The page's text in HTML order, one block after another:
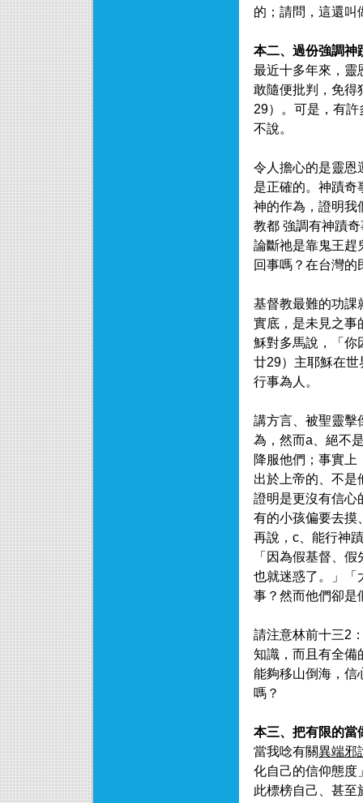
的；請問，這還叫
本二、過份強調神
最近十多年來，靈
敢隨便批判，免得
29）。可是，有
不說。
令人擔心的是靈恩
是正確的。神蹟奇
神的作為，證明我
教都 強調有神蹟
論斷祂是靠鬼王趕
回事嗎？在台灣
基督教最難的功課
實底，是未見之事
穌對多馬說，「你
廿29）主耶穌在
行事為人。
講方言、被聖靈擊
為，然而a、絕不
降服他們；事實
出於上帝的、不是
證明是更沒有信心
有的小孩偏要去摸
再說，c、能行神
「因為假基督、
也就迷惑了。」「
事？然而他們卻是
請注意林前十三2
知識，而且有全備
能夠移山倒海，信
嗎？
本三、把有限的當
當我唸有關異端邪
化自己的信仰態度
此標榜自己、甚至